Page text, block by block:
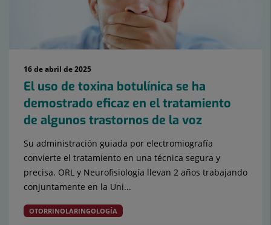
16 de abril de 2025
El uso de toxina botulínica se ha
demostrado eficaz en el tratamiento
de algunos trastornos de la voz
Su administración guiada por electromiografía
convierte el tratamiento en una técnica segura y
precisa. ORL y Neurofisiología llevan 2 años trabajando
conjuntamente en la Uni...
OTORRINOLARINGOLOGÍA